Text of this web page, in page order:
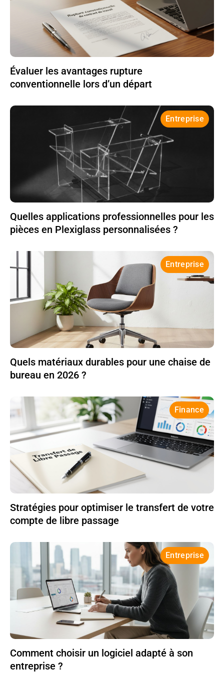
Évaluer les avantages rupture
conventionnelle lors d’un départ
Entreprise
Quelles applications professionnelles pour les
pièces en Plexiglass personnalisées ?
Entreprise
Quels matériaux durables pour une chaise de
bureau en 2026 ?
Finance
Stratégies pour optimiser le transfert de votre
compte de libre passage
Entreprise
Comment choisir un logiciel adapté à son
entreprise ?